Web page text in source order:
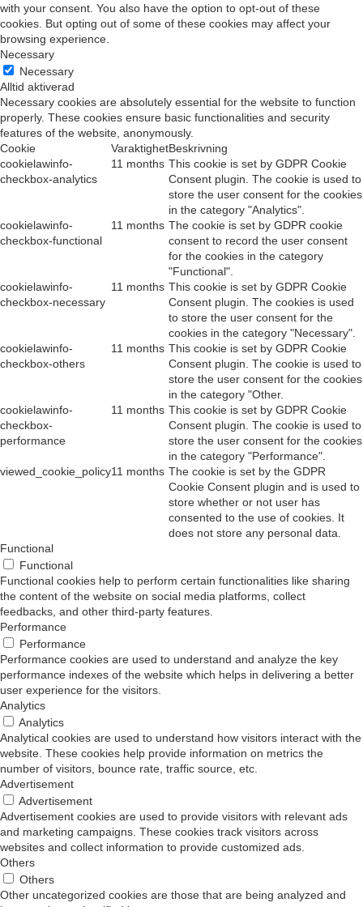
with your consent. You also have the option to opt-out of these
cookies. But opting out of some of these cookies may affect your
browsing experience.
Necessary
Necessary
Alltid aktiverad
Necessary cookies are absolutely essential for the website to function
properly. These cookies ensure basic functionalities and security
features of the website, anonymously.
Cookie
VaraktighetBeskrivning
cookielawinfo-
checkbox-analytics
11 months This cookie is set by GDPR Cookie
Consent plugin. The cookie is used to
store the user consent for the cookies
in the category "Analytics".
cookielawinfo-
checkbox-functional
11 months The cookie is set by GDPR cookie
consent to record the user consent
for the cookies in the category
"Functional".
cookielawinfo-
checkbox-necessary
11 months This cookie is set by GDPR Cookie
Consent plugin. The cookies is used
to store the user consent for the
cookies in the category "Necessary".
cookielawinfo-
checkbox-others
11 months This cookie is set by GDPR Cookie
Consent plugin. The cookie is used to
store the user consent for the cookies
in the category "Other.
cookielawinfo-
checkbox-
performance
11 months This cookie is set by GDPR Cookie
Consent plugin. The cookie is used to
store the user consent for the cookies
in the category "Performance".
viewed_cookie_policy11 months The cookie is set by the GDPR
Cookie Consent plugin and is used to
store whether or not user has
consented to the use of cookies. It
does not store any personal data.
Functional
Functional
Functional cookies help to perform certain functionalities like sharing
the content of the website on social media platforms, collect
feedbacks, and other third-party features.
Performance
Performance
Performance cookies are used to understand and analyze the key
performance indexes of the website which helps in delivering a better
user experience for the visitors.
Analytics
Analytics
Analytical cookies are used to understand how visitors interact with the
website. These cookies help provide information on metrics the
number of visitors, bounce rate, traffic source, etc.
Advertisement
Advertisement
Advertisement cookies are used to provide visitors with relevant ads
and marketing campaigns. These cookies track visitors across
websites and collect information to provide customized ads.
Others
Others
Other uncategorized cookies are those that are being analyzed and